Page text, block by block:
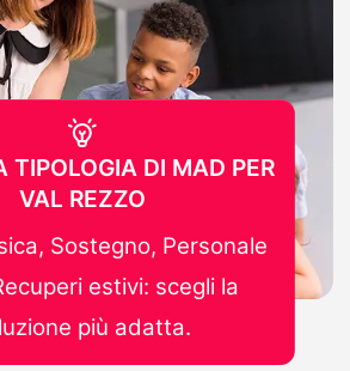
TIPOLOGIA DI MAD PER
VAL REZZO
Sostegno, Personale
estivi: scegli la
più adatta.